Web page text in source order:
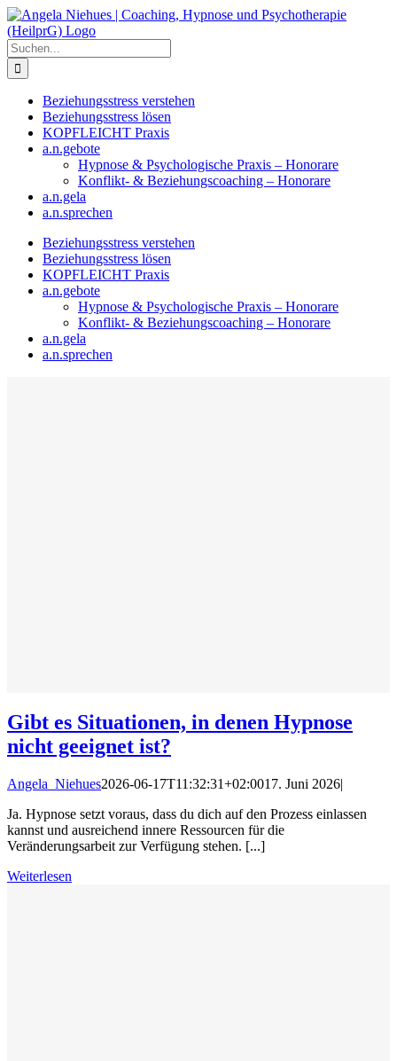
Zum
Inhalt
springen
Suche
nach:
Beziehungsstress verstehen
Beziehungsstress lösen
KOPFLEICHT Praxis
a.n.gebote
Hypnose & Psychologische Praxis – Honorare
Konflikt- & Beziehungscoaching – Honorare
a.n.gela
a.n.sprechen
Beziehungsstress verstehen
Beziehungsstress lösen
KOPFLEICHT Praxis
a.n.gebote
Hypnose & Psychologische Praxis – Honorare
Konflikt- & Beziehungscoaching – Honorare
a.n.gela
a.n.sprechen
Gibt es Situationen, in denen Hypnose
nicht geeignet ist?
Angela_Niehues2026-06-17T11:32:31+02:0017. Juni 2026|
Ja. Hypnose setzt voraus, dass du dich auf den Prozess einlassen
kannst und ausreichend innere Ressourcen für die
Veränderungsarbeit zur Verfügung stehen. [...]
Weiterlesen